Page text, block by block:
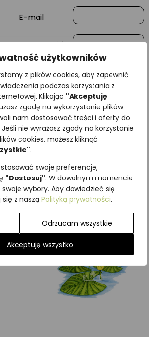
użytkowników
z plików cookies, aby zapewnić
podczas korzystania z
Klikając "Akceptuję
zgodę na wykorzystanie plików
nam dostosować treści i oferty do
nie wyrażasz zgody na korzystanie
cookies, możesz kliknąć
.
swoje preferencje,
"Dostosuj". W dowolnym momencie
wybory. Aby dowiedzieć się
z naszą Polityką prywatności.
Odrzucam wszystkie
Akceptuję wszystko
E-mail
Wiadomość
dni: 65,00zł
SKU:Brak danych
Kategorie:ILUSTRACJE,Rośliny